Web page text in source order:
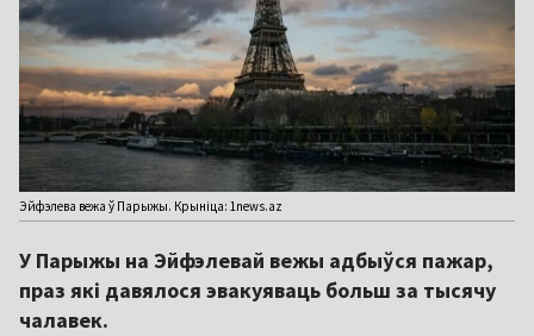
Эйфэлева вежа ў Парыжы. Крыніца: 1news.az
У Парыжы на Эйфэлевай вежы адбыўся пажар,
праз які давялося эвакуяваць больш за тысячу
чалавек.